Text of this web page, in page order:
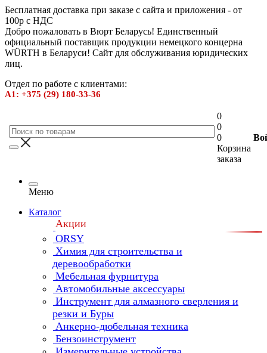
Бесплатная доставка при заказе с сайта и приложения - от
100р с НДС
Добро пожаловать в Вюрт Беларусь! Единственный
официальный поставщик продукции немецкого концерна
WÜRTH в Беларуси! Сайт для обслуживания юридических
лиц.
Отдел по работе с клиентами:
А1: +375 (29) 180-33-36
0
0
0
Корзина
заказа
Меню
Каталог
Акции
ORSY
Химия для строительства и
деревообработки
Мебельная фурнитура
Автомобильные аксессуары
Инструмент для алмазного сверления и
резки и Буры
Анкерно-дюбельная техника
Бензоинструмент